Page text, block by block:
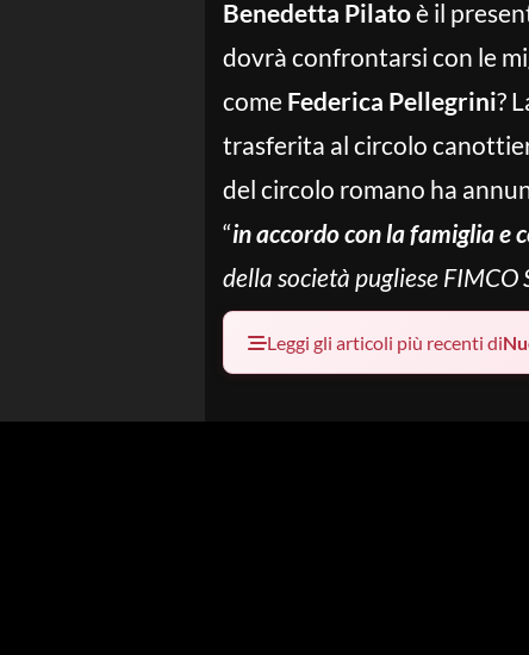
Benedetta Pilatoè il
dovrà confrontarsi con le
come Federica Pellegrini?
trasferita al circolo
del circolo romano ha
“in accordo con la famiglia e
della società pugliese FIMCO
Leggi gli articoli più recenti di